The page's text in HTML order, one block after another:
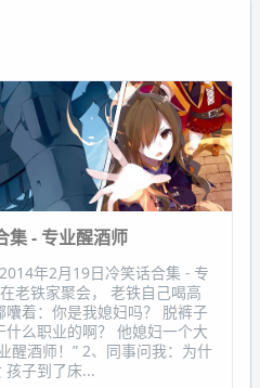
集 - 专业醒酒师
2014年2月19日冷笑话合集 - 专
老铁家聚会， 老铁自己喝高
着：你是我媳妇吗？ 脱裤子
么职业的啊？ 他媳妇一个大
醒酒师！” 2、同事问我：为什
孩子到了床...